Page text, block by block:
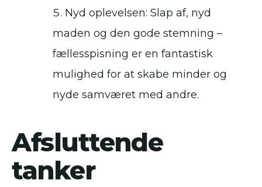
Nyd oplevelsen: Slap af, nyd
maden og den gode stemning –
fællesspisning er en fantastisk
mulighed for at skabe minder og
nyde samværet med andre.
Afsluttende
tanker